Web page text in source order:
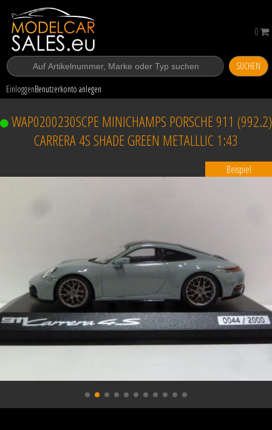
SUCHEN
EinloggenBenutzerkonto anlegen
0
WAP0200230SCPE MINICHAMPS PORSCHE 911 (992.2)
CARRERA 4S SHADE GREEN METALLLIC 1:43
Beispiel